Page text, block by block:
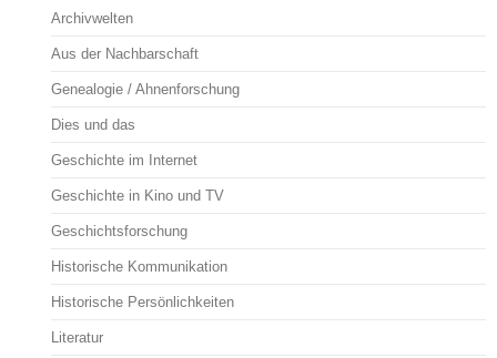
Archivwelten
Aus der Nachbarschaft
Genealogie / Ahnenforschung
Dies und das
Geschichte im Internet
Geschichte in Kino und TV
Geschichtsforschung
Historische Kommunikation
Historische Persönlichkeiten
Literatur